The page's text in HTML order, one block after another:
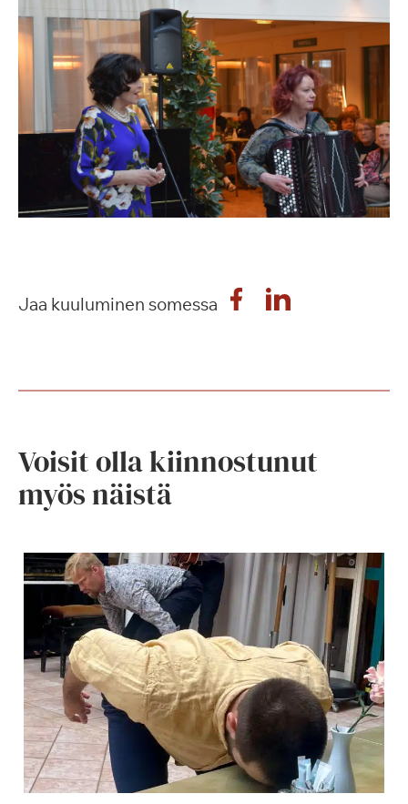
Jaa kuuluminen somessa
Voisit olla kiinnostunut
myös näistä